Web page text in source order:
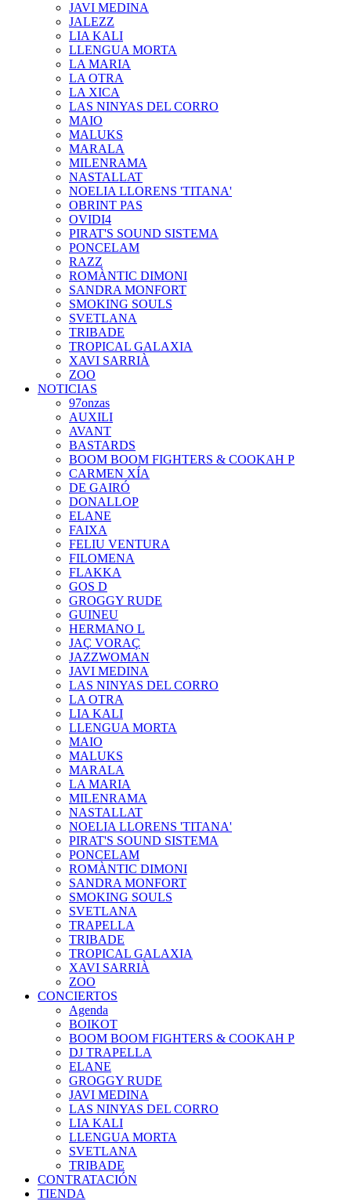
JAVI MEDINA
JALEZZ
LIA KALI
LLENGUA MORTA
LA MARIA
LA OTRA
LA XICA
LAS NINYAS DEL CORRO
MAIO
MALUKS
MARALA
MILENRAMA
NASTALLAT
NOELIA LLORENS 'TITANA'
OBRINT PAS
OVIDI4
PIRAT'S SOUND SISTEMA
PONCELAM
RAZZ
ROMÀNTIC DIMONI
SANDRA MONFORT
SMOKING SOULS
SVETLANA
TRIBADE
TROPICAL GALAXIA
XAVI SARRIÀ
ZOO
NOTICIAS
97onzas
AUXILI
AVANT
BASTARDS
BOOM BOOM FIGHTERS & COOKAH P
CARMEN XÍA
DE GAIRÓ
DONALLOP
ELANE
FAIXA
FELIU VENTURA
FILOMENA
FLAKKA
GOS D
GROGGY RUDE
GUINEU
HERMANO L
JAÇ VORAÇ
JAZZWOMAN
JAVI MEDINA
LAS NINYAS DEL CORRO
LA OTRA
LIA KALI
LLENGUA MORTA
MAIO
MALUKS
MARALA
LA MARIA
MILENRAMA
NASTALLAT
NOELIA LLORENS 'TITANA'
PIRAT'S SOUND SISTEMA
PONCELAM
ROMÀNTIC DIMONI
SANDRA MONFORT
SMOKING SOULS
SVETLANA
TRAPELLA
TRIBADE
TROPICAL GALAXIA
XAVI SARRIÀ
ZOO
CONCIERTOS
Agenda
BOIKOT
BOOM BOOM FIGHTERS & COOKAH P
DJ TRAPELLA
ELANE
GROGGY RUDE
JAVI MEDINA
LAS NINYAS DEL CORRO
LIA KALI
LLENGUA MORTA
SVETLANA
TRIBADE
CONTRATACIÓN
TIENDA